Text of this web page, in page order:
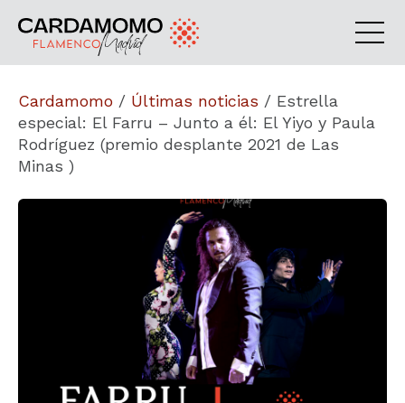
Cardamomo / Últimas noticias / Estrella
especial: El Farru – Junto a él: El Yiyo y Paula
Rodríguez (premio desplante 2021 de Las
Minas )